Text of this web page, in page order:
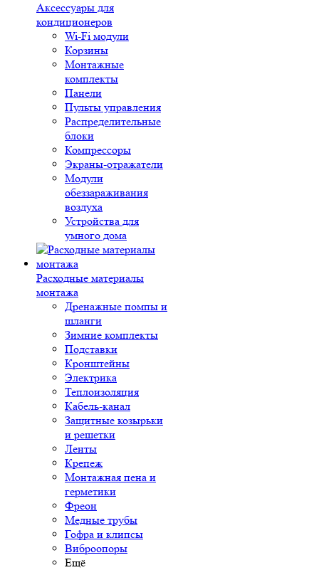
Аксессуары для
кондиционеров
Wi-Fi модули
Корзины
Монтажные
комплекты
Панели
Пульты управления
Распределительные
блоки
Компрессоры
Экраны-отражатели
Модули
обеззараживания
воздуха
Устройства для
умного дома
Расходные материалы
монтажа
Дренажные помпы и
шланги
Зимние комплекты
Подставки
Кронштейны
Электрика
Теплоизоляция
Кабель-канал
Защитные козырьки
и решетки
Ленты
Крепеж
Монтажная пена и
герметики
Фреон
Медные трубы
Гофра и клипсы
Виброопоры
Ещё